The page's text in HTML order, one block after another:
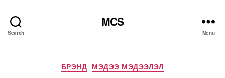
Search
MCS
Menu
Categories
БРЭНД МЭДЭЭ МЭДЭЭЛЭЛ